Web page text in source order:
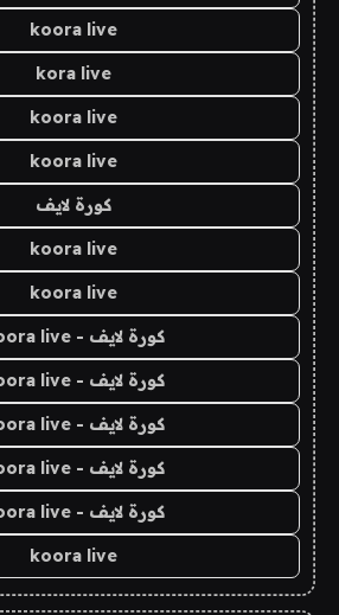
koora live
kora live
koora live
koora live
كورة لايف
koora live
koora live
كورة لايف - koora live
كورة لايف - koora live
كورة لايف - koora live
كورة لايف - koora live
كورة لايف - koora live
koora live